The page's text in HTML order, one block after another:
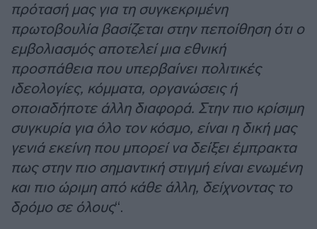
πρότασή μας για τη συγκεκριμένη
πρωτοβουλία βασίζεται στην πεποίθηση ότι ο
εμβολιασμός αποτελεί μια εθνική
προσπάθεια που υπερβαίνει πολιτικές
ιδεολογίες, κόμματα, οργανώσεις ή
οποιαδήποτε άλλη διαφορά. Στην πιο κρίσιμη
συγκυρία για όλο τον κόσμο, είναι η δική μας
γενιά εκείνη που μπορεί να δείξει έμπρακτα
πως στην πιο σημαντική στιγμή είναι ενωμένη
και πιο ώριμη από κάθε άλλη, δείχνοντας το
δρόμο σε όλους“.